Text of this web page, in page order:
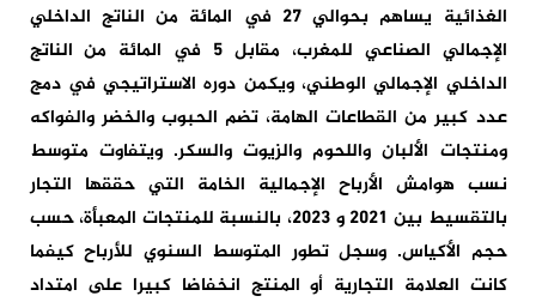
الغذائية يساهم بحوالي 27 في المائة من الناتج الداخلي
الإجمالي الصناعي للمغرب، مقابل 5 في المائة من الناتج
الداخلي الإجمالي الوطني، ويكمن دوره الاستراتيجي في دمج
عدد كبير من القطاعات الهامة، تضم الحبوب والخضر والفواكه
ومنتجات الألبان واللحوم والزيوت والسكر. ويتفاوت متوسط
نسب هوامش الأرباح الإجمالية الخامة التي حققها التجار
بالتقسيط بين 2021 و 2023، بالنسبة للمنتجات المعبأة، حسب
حجم الأكياس. وسجل تطور المتوسط السنوي للأرباح كيفما
كانت العلامة التجارية أو المنتج انخفاضا كبيرا على امتداد